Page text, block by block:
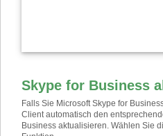
Skype for Business
Falls Sie Microsoft Skype for
Client automatisch den
Business aktualisieren. Wählen Sie